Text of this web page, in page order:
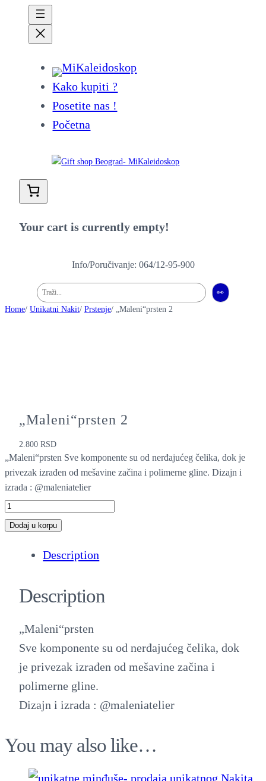
Kako kupiti ?
Posetite nas !
Početna
Your cart is currently empty!
Info/Poručivanje: 064/12-95-900
Pretraga 👀
Home/ Unikatni Nakit/ Prstenje/ „Maleni“prsten 2
„Maleni“prsten 2
2.800RSD
„Maleni“prsten Sve komponente su od nerđajućeg čelika, dok je
privezak izrađen od mešavine začina i polimerne gline. Dizajn i
izrada : @maleniatelier
"
M
n
Dodaj u korpu
Description
Description
„Maleni“prsten
Sve komponente su od nerđajućeg čelika, dok
je privezak izrađen od mešavine začina i
polimerne gline.
Dizajn i izrada : @maleniatelier
You may also like…